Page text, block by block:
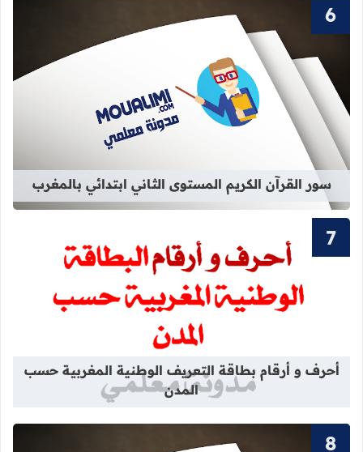
قراءة المزيد عن سور القرآن الكريم
سور القرآن الكريم المستوى الثاني ابتدائي بالمغرب
قراءة المزيد عن أحرف و أرقام
أحرف و أرقام بطاقة التعريف الوطنية المغربية حسب
المدن